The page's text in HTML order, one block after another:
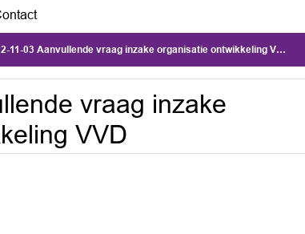
11-03 Aanvullende vraag inzake organisatie ontwikkeling VVD
vraag inzake
VVD